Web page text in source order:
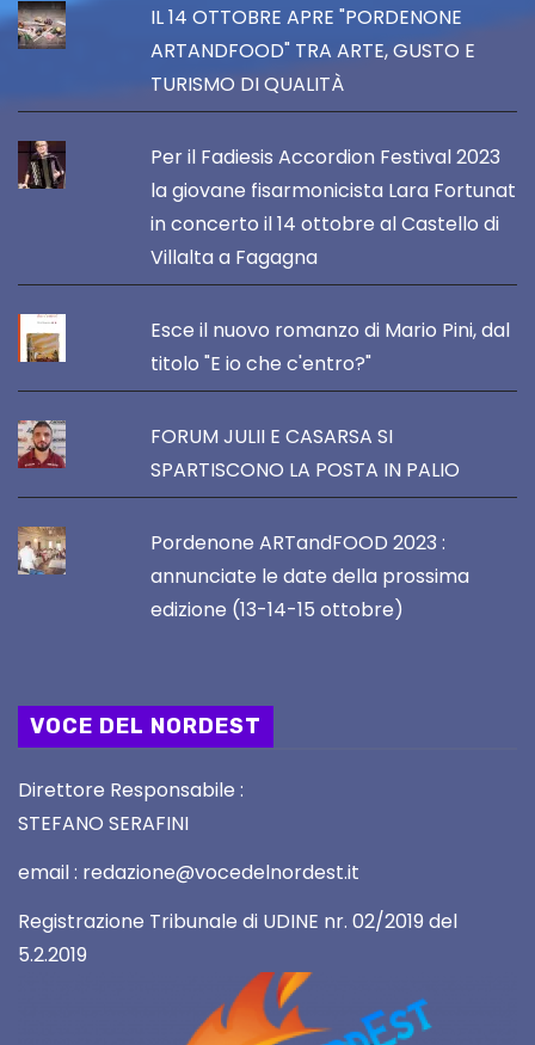
IL 14 OTTOBRE APRE "PORDENONE
ARTANDFOOD" TRA ARTE, GUSTO E
TURISMO DI QUALITÀ
Per il Fadiesis Accordion Festival 2023
la giovane fisarmonicista Lara Fortunat
in concerto il 14 ottobre al Castello di
Villalta a Fagagna
Esce il nuovo romanzo di Mario Pini, dal
titolo "E io che c'entro?"
FORUM JULII E CASARSA SI
SPARTISCONO LA POSTA IN PALIO
Pordenone ARTandFOOD 2023 :
annunciate le date della prossima
edizione (13-14-15 ottobre)
VOCE DEL NORDEST
Direttore Responsabile :
STEFANO SERAFINI
email : redazione@vocedelnordest.it
Registrazione Tribunale di UDINE nr. 02/2019 del
5.2.2019